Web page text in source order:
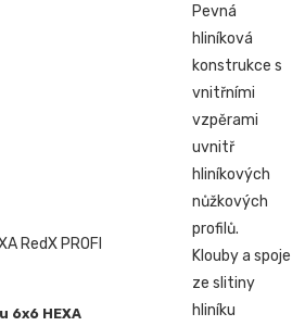
6x6 HEXA
Pevná
hliníková
konstrukce s
vnitřními
vzpěrami
uvnitř
hliníkových
nůžkových
profilů.
Klouby a spoje
ze slitiny
hliníku